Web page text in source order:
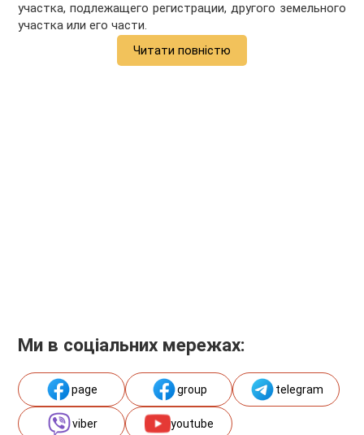
участка, подлежащего регистрации, другого земельного
участка или его части.
Читати повністю
Ми в соціальних мережах:
page group telegram
viber youtube